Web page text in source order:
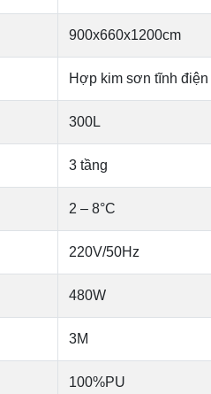
900x660x1200cm
Hợp kim sơn tĩnh
300L
3 tầng
2 – 8°C
220V/50Hz
480W
3M
100%PU